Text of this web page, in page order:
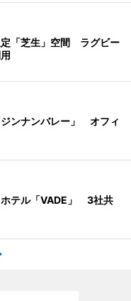
「芝生」空間 ラグビー
ンナンバレー」 オフィ
ホテル「VADE」 3社共